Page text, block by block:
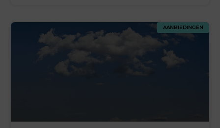
AANBIEDINGEN